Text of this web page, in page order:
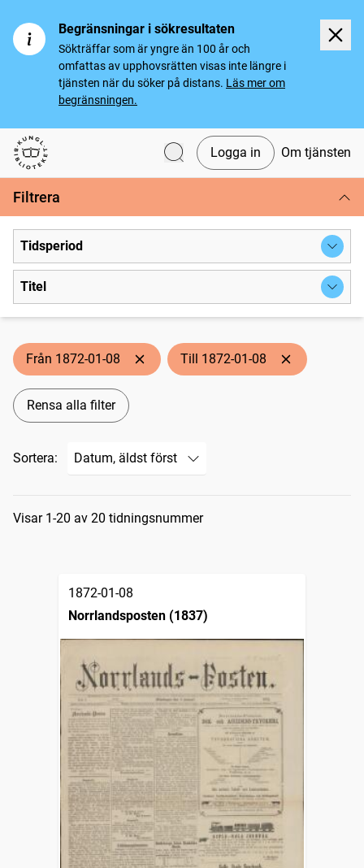
Begränsningar i sökresultaten
Sökträffar som är yngre än 100 år och
omfattas av upphovsrätten visas inte längre i
tjänsten när du söker på distans. Läs mer om
begränsningen.
Svenska tidningar
Logga in Om tjänsten
Filtrera
Tidsperiod
Titel
Från 1872-01-08 Till 1872-01-08
Rensa alla filter
Sortera:
Sökresultat
Visar 1-20 av 20 tidningsnummer
1872-01-08
Norrlandsposten (1837)